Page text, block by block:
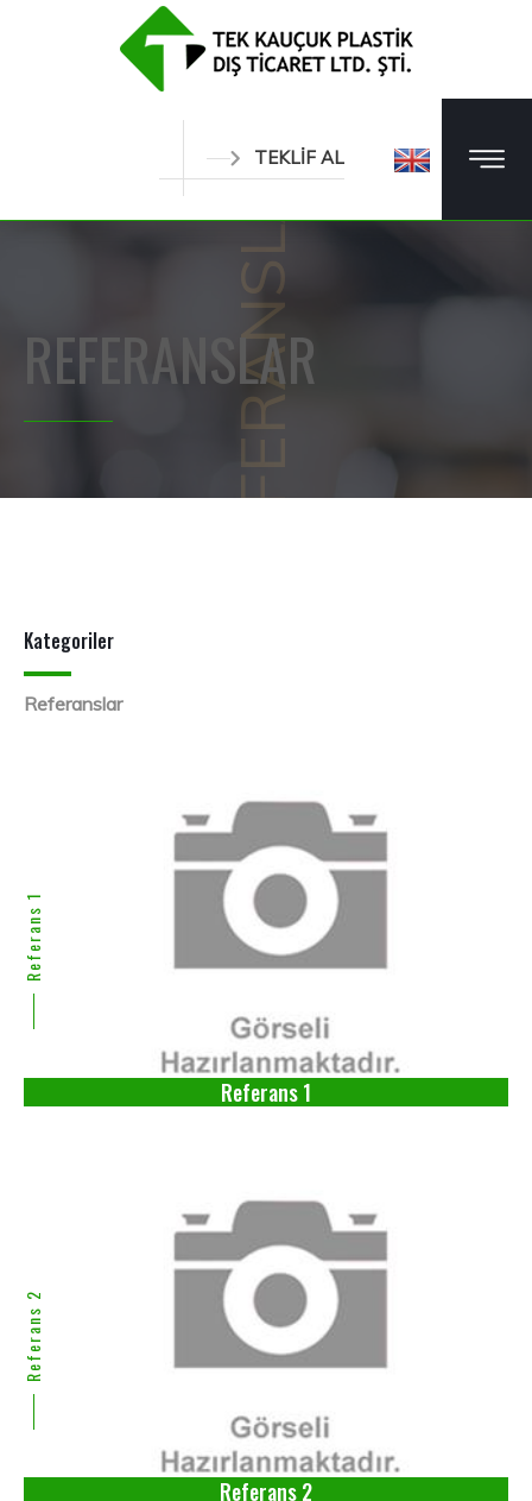
TEKLİF AL
REFERANSLAR
REFERANSLAR
Kategoriler
Referanslar
Referans 1
Referans 1
Referans 2
Referans 2